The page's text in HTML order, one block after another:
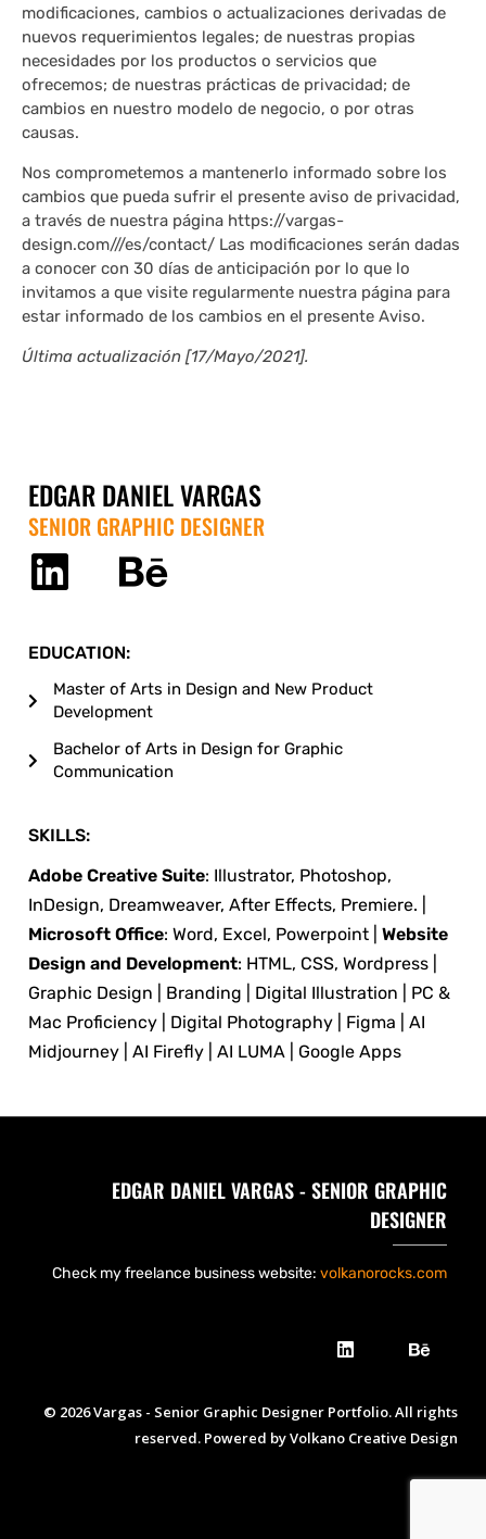
modificaciones, cambios o actualizaciones derivadas de
nuevos requerimientos legales; de nuestras propias
necesidades por los productos o servicios que
ofrecemos; de nuestras prácticas de privacidad; de
cambios en nuestro modelo de negocio, o por otras
causas.
Nos comprometemos a mantenerlo informado sobre los
cambios que pueda sufrir el presente aviso de privacidad,
a través de nuestra página https://vargas-
design.com///es/contact/ Las modificaciones serán dadas
a conocer con 30 días de anticipación por lo que lo
invitamos a que visite regularmente nuestra página para
estar informado de los cambios en el presente Aviso.
Última actualización [17/Mayo/2021].
EDGAR DANIEL VARGAS
SENIOR GRAPHIC DESIGNER
EDUCATION:
Master of Arts in Design and New Product
Development
Bachelor of Arts in Design for Graphic
Communication
SKILLS:
Adobe Creative Suite: Illustrator, Photoshop,
InDesign, Dreamweaver, After Effects, Premiere. |
Microsoft Office: Word, Excel, Powerpoint |
Website
Design and Development: HTML, CSS, Wordpress |
Graphic Design | Branding | Digital Illustration | PC &
Mac Proficiency | Digital Photography | Figma | AI
Midjourney | AI Firefly | AI LUMA | Google Apps
EDGAR DANIEL VARGAS - SENIOR GRAPHIC
DESIGNER
Check my freelance business website: volkanorocks.com
© 2026 Vargas - Senior Graphic Designer Portfolio. All rights
reserved. Powered by Volkano Creative Design